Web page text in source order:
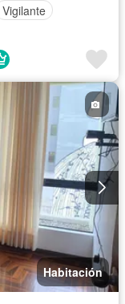
Vigilante
Habitación